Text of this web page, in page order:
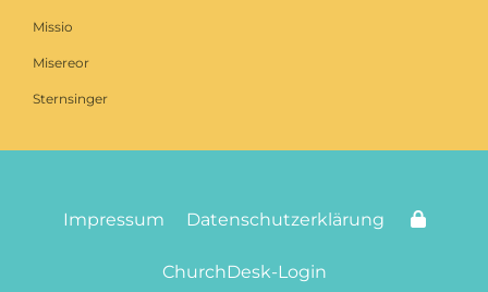
Missio
Misereor
Sternsinger
Impressum Datenschutzerklärung
ChurchDesk-Login